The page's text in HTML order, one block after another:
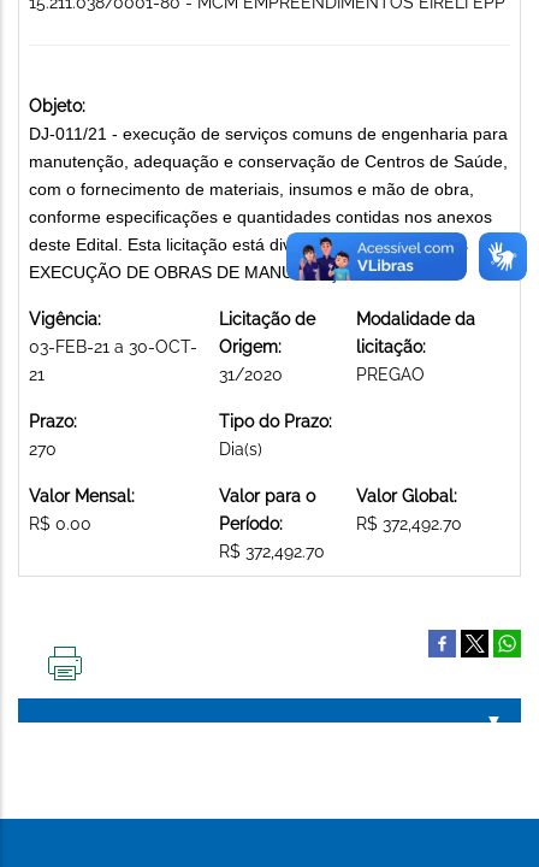
Objeto:
DJ-011/21 - execução de serviços comuns de engenharia para
manutenção, adequação e conservação de Centros de Saúde,
com o fornecimento de materiais, insumos e mão de obra,
conforme especificações e quantidades contidas nos anexos
deste Edital. Esta licitação está dividida em 06 (seis) lotes
EXECUÇÃO DE OBRAS DE MANUTENÇÃO
Vigência:
03-FEB-21 a 30-OCT-
21
Licitação de
Origem:
31/2020
Modalidade da
licitação:
PREGAO
Prazo:
270
Tipo do Prazo:
Dia(s)
Valor Mensal:
R$ 0.00
Valor para o
Período:
R$ 372,492.70
Valor Global:
R$ 372,492.70
PÁGINA